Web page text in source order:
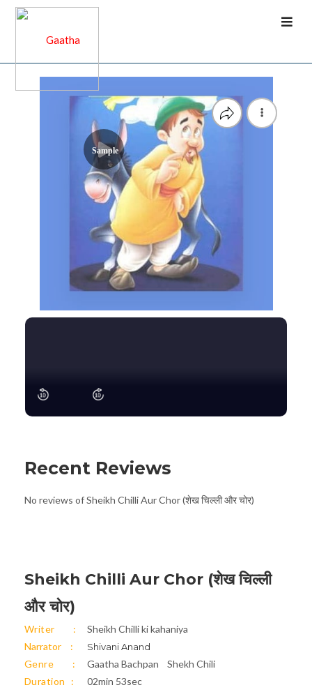
Sample
Recent Reviews
No reviews of Sheikh Chilli Aur Chor (शेख चिल्ली और चोर)
Sheikh Chilli Aur Chor (शेख चिल्ली
और चोर)
Writer
Sheikh Chilli ki kahaniya
Narrator
Shivani Anand
Genre Gaatha Bachpan
Shekh Chili
Duration
02min 53sec